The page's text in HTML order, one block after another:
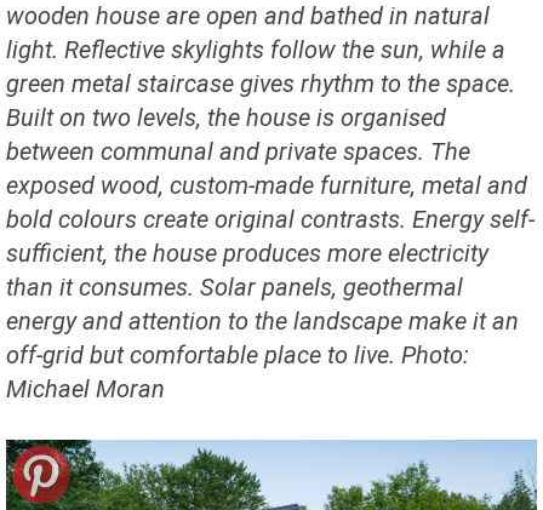
wooden house are open and bathed in natural
light. Reflective skylights follow the sun, while a
green metal staircase gives rhythm to the space.
Built on two levels, the house is organised
between communal and private spaces. The
exposed wood, custom-made furniture, metal and
bold colours create original contrasts. Energy self-
sufficient, the house produces more electricity
than it consumes. Solar panels, geothermal
energy and attention to the landscape make it an
off-grid but comfortable place to live. Photo:
Michael Moran